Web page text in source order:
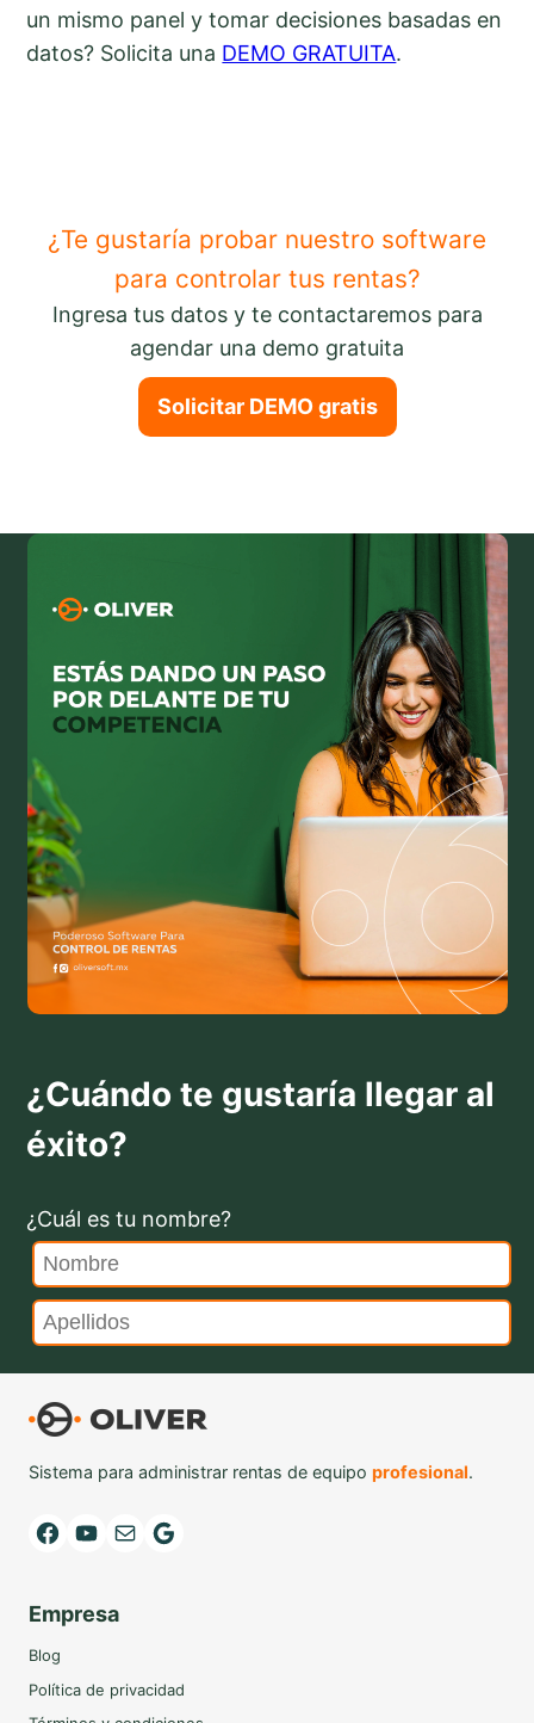
un mismo panel y tomar decisiones basadas en
datos? Solicita una DEMO GRATUITA.
¿Te gustaría probar nuestro software
para controlar tus rentas?
Ingresa tus datos y te contactaremos para
agendar una demo gratuita
Solicitar DEMO gratis
¿Cuándo te gustaría llegar al
éxito?
¿Cuál es tu nombre?
Sistema para administrar rentas de equipo profesional.
Facebook YouTube Mail Google
Empresa
Blog
Política de privacidad